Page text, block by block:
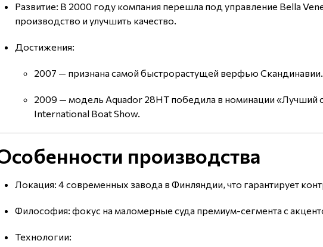
Развитие: В 2000 году компания перешла под управление Bella
производство и улучшить качество.
Достижения:
2007 — признана самой быстрорастущей верфью Скандинавии.
2009 — модель Aquador 28HT победила в номинации «Лучший
International Boat Show.
производства
Локация: 4 современных завода в Финляндии, что гарантирует
Философия: фокус на маломерные суда премиум-сегмента с
Технологии: